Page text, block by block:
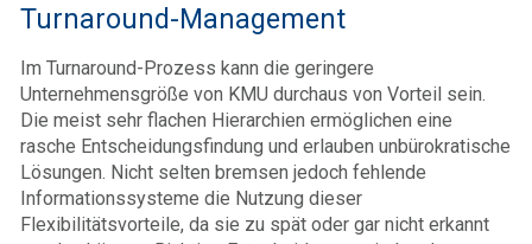
Turnaround-Management
Im Turnaround-Prozess kann die geringere
Unternehmensgröße von KMU durchaus von Vorteil sein.
Die meist sehr flachen Hierarchien ermöglichen eine
rasche Entscheidungsfindung und erlauben unbürokratische
Lösungen. Nicht selten bremsen jedoch fehlende
Informationssysteme die Nutzung dieser
Flexibilitätsvorteile, da sie zu spät oder gar nicht erkannt